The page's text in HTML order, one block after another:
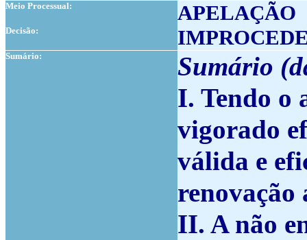
Meio Processual: APELAÇÃO
Decisão:
Sumário: Sumário (
I. Tendo o
vigorado
válida e
renovação
II. A não